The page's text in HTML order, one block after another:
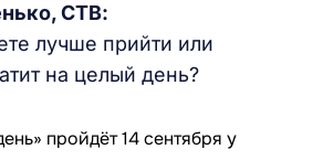
СТВ:
лучше прийти или
на целый день?